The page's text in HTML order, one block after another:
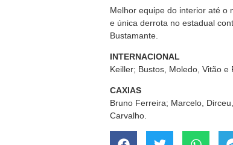
Melhor equipe do interior até o
e única derrota no estadual
Bustamante.
INTERNACIONAL
Keiller; Bustos, Moledo, Vitão
CAXIAS
Bruno Ferreira; Marcelo,
Carvalho.